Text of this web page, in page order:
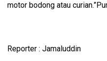
motor bodong atau
Reporter : Jamaluddin